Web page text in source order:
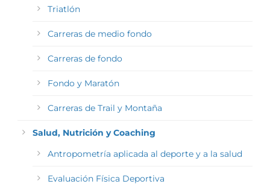
Triatlón
Carreras de medio fondo
Carreras de fondo
Fondo y Maratón
Carreras de Trail y Montaña
Salud, Nutrición y Coaching
Antropometría aplicada al deporte y a la salud
Evaluación Física Deportiva